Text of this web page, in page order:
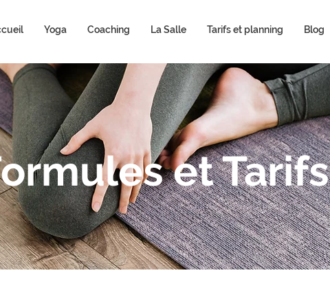
Yoga Coaching La Salle Tarifs et planning Blog
et Tarifs